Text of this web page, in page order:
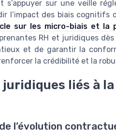
s’appuyer sur une veille
l’impact des biais cognitifs
sur les micro-biais et la
RH et juridiques
et de garantir la
la crédibilité et la
juridiques liés à
l’évolution